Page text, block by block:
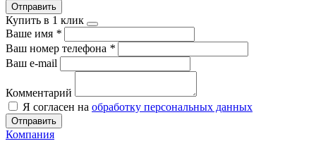
Отправить
Купить в 1 клик
Ваше имя *
Ваш номер телефона *
Ваш e-mail
Комментарий
Я согласен на обработку персональных данных
Отправить
Компания